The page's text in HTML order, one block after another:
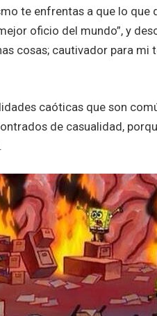
te enfrentas a que lo que
oficio del mundo”, y
cosas; cautivador para mi
caóticas que son
de casualidad,